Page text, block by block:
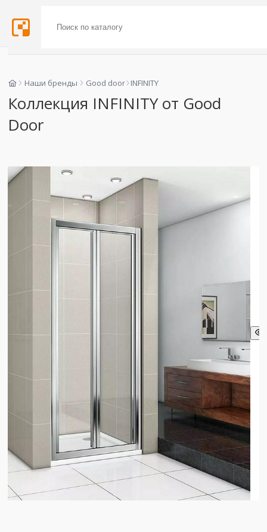
Наши бренды Good door INFINITY
Коллекция INFINITY от Good
Door